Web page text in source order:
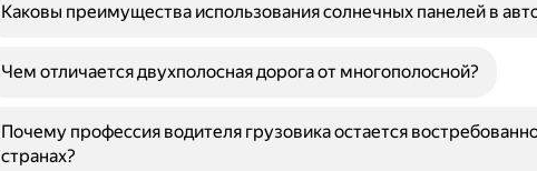
Каковы преимущества использования солнечных панелей в
Чем отличается двухполосная дорога от многополосной?
Почему профессия водителя грузовика остается
странах?